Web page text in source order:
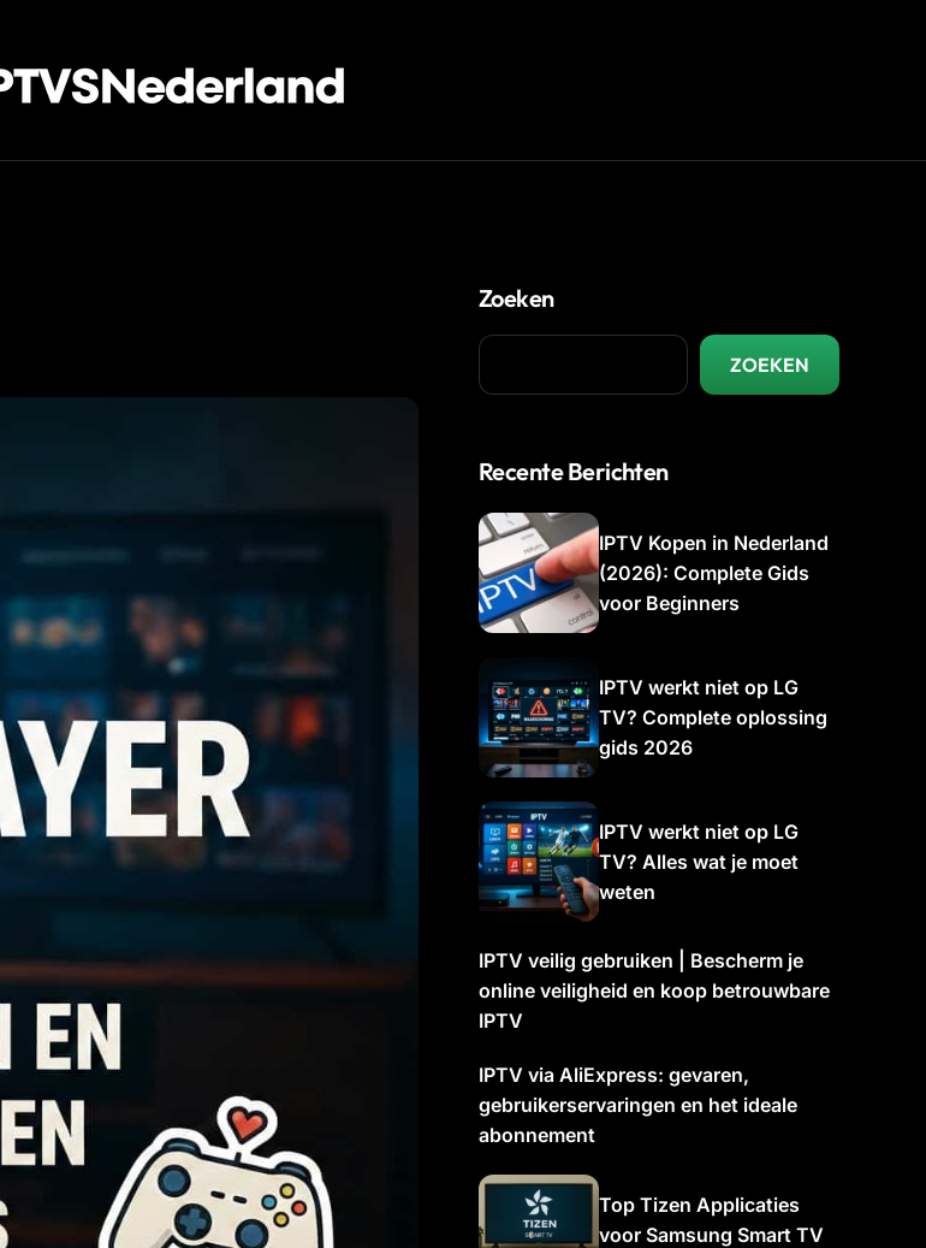
Zoeken
ZOEKEN
Recente Berichten
IPTV Kopen in Nederland
(2026): Complete Gids
voor Beginners
IPTV werkt niet op LG
TV? Complete oplossing
gids 2026
IPTV werkt niet op LG
TV? Alles wat je moet
weten
IPTV veilig gebruiken | Bescherm je
online veiligheid en koop betrouwbare
IPTV
IPTV via AliExpress: gevaren,
gebruikerservaringen en het ideale
abonnement
Top Tizen Applicaties
voor Samsung Smart TV